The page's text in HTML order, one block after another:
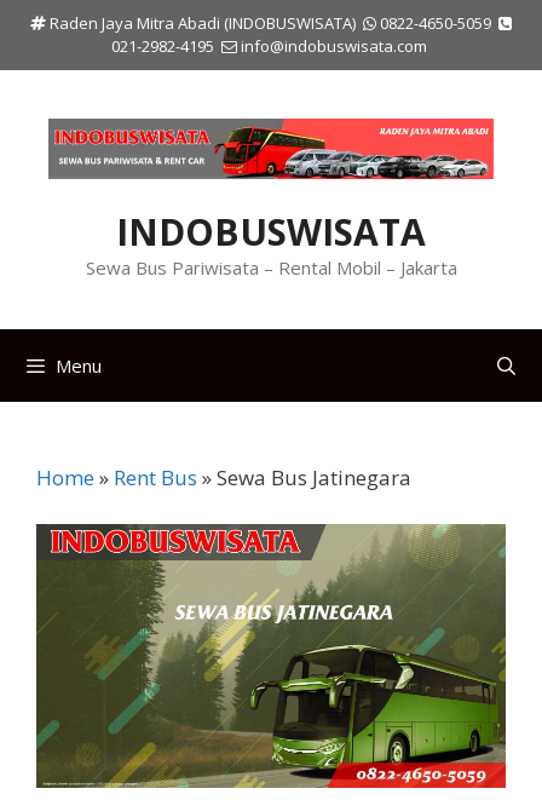
Langsung
isi
Raden Jaya Mitra Abadi (INDOBUSWISATA)
0822-4650-5059
021-2982-4195
info@indobuswisata.com
INDOBUSWISATA
Sewa Bus Pariwisata – Rental Mobil – Jakarta
Menu
Home» Rent Bus »Sewa Bus Jatinegara